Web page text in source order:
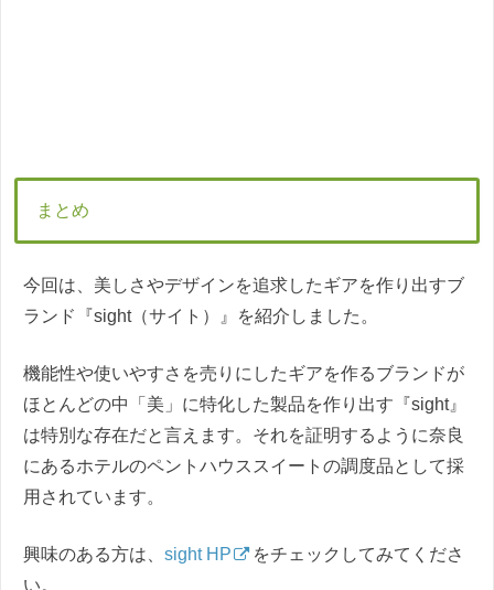
まとめ
今回は、美しさやデザインを追求したギアを作り出すブ
ランド『sight（サイト）』を紹介しました。
機能性や使いやすさを売りにしたギアを作るブランドが
ほとんどの中「美」に特化した製品を作り出す『sight』
は特別な存在だと言えます。それを証明するように奈良
にあるホテルのペントハウススイートの調度品として採
用されています。
興味のある方は、 sight HP
をチェックしてみてくださ
い。